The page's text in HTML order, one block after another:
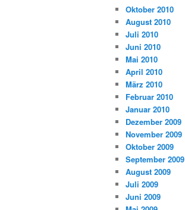
Oktober 2010
August 2010
Juli 2010
Juni 2010
Mai 2010
April 2010
März 2010
Februar 2010
Januar 2010
Dezember 2009
November 2009
Oktober 2009
September 2009
August 2009
Juli 2009
Juni 2009